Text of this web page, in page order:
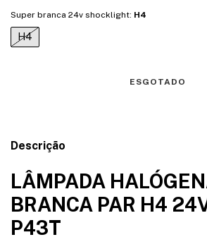
Super branca 24v shocklight: H4
H4
Descrição
LÂMPADA
BRANCA PAR H4
P43T